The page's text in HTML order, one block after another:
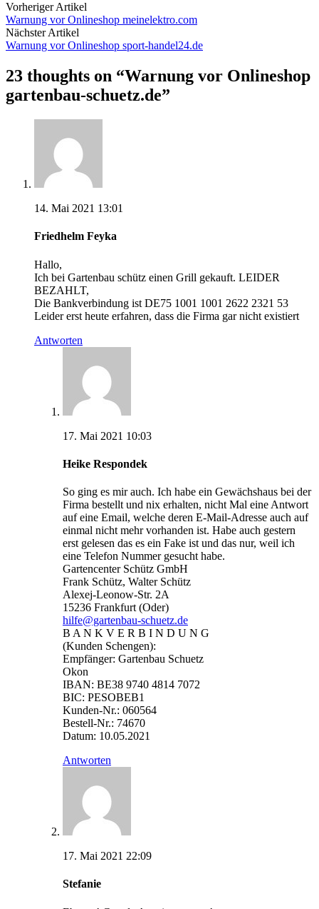
Vorheriger Artikel
Warnung vor Onlineshop meinelektro.com
Nächster Artikel
Warnung vor Onlineshop sport-handel24.de
23 thoughts on “Warnung vor Onlineshop
gartenbau-schuetz.de”
14. Mai 2021 13:01
Friedhelm Feyka
Hallo,
Ich bei Gartenbau schütz einen Grill gekauft. LEIDER
BEZAHLT,
Die Bankverbindung ist DE75 1001 1001 2622 2321 53
Leider erst heute erfahren, dass die Firma gar nicht existiert
Antworten
17. Mai 2021 10:03
Heike Respondek
So ging es mir auch. Ich habe ein Gewächshaus bei der
Firma bestellt und nix erhalten, nicht Mal eine Antwort
auf eine Email, welche deren E-Mail-Adresse auch auf
einmal nicht mehr vorhanden ist. Habe auch gestern
erst gelesen das es ein Fake ist und das nur, weil ich
eine Telefon Nummer gesucht habe.
Gartencenter Schütz GmbH
Frank Schütz, Walter Schütz
Alexej-Leonow-Str. 2A
15236 Frankfurt (Oder)
hilfe@gartenbau-schuetz.de
B A N K V E R B I N D U N G
(Kunden Schengen):
Empfänger: Gartenbau Schuetz
Okon
IBAN: BE38 9740 4814 7072
BIC: PESOBEB1
Kunden-Nr.: 060564
Bestell-Nr.: 74670
Datum: 10.05.2021
Antworten
17. Mai 2021 22:09
Stefanie